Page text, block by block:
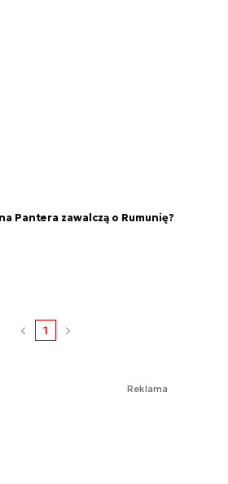
Pantera zawalczą o Rumunię?
1
Reklama